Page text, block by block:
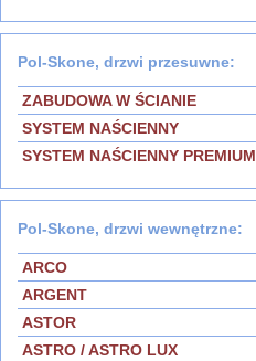
Pol-Skone, drzwi przesuwne:
ZABUDOWA W ŚCIANIE
SYSTEM NAŚCIENNY
SYSTEM NAŚCIENNY PREMIUM
Pol-Skone, drzwi wewnętrzne:
ARCO
ARGENT
ASTOR
ASTRO / ASTRO LUX